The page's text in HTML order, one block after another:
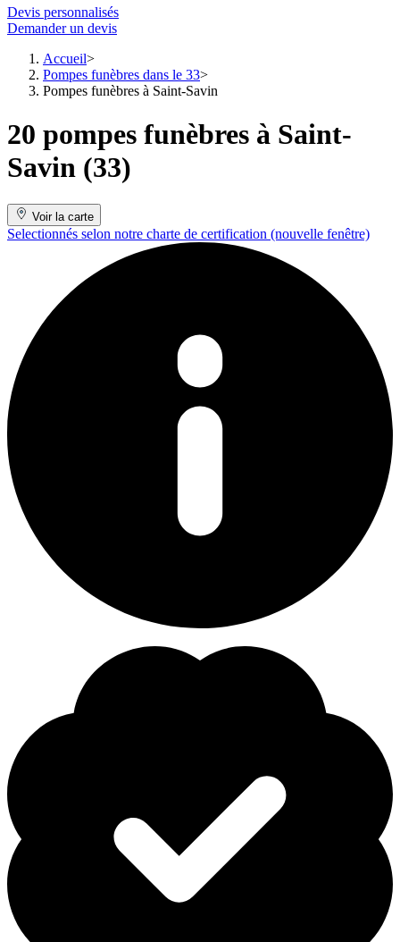
Devis personnalisés
Demander un devis
Accueil
Pompes funèbres dans le 33
Pompes funèbres à Saint-Savin
20 pompes funèbres à Saint-
Savin (33)
Voir la carte
Selectionnés selon notre charte de certification (nouvelle fenêtre)